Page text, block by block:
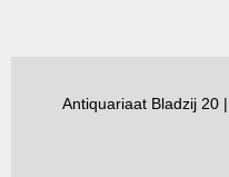
Antiquariaat Bladzij 20